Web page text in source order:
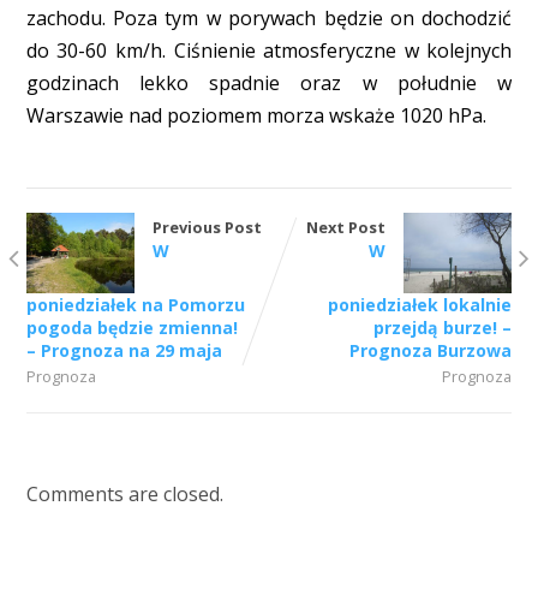
zachodu. Poza tym w porywach będzie on dochodzić
do 30-60 km/h. Ciśnienie atmosferyczne w kolejnych
godzinach lekko spadnie oraz w południe w
Warszawie nad poziomem morza wskaże 1020 hPa.
Previous Post
W
poniedziałek na Pomorzu
pogoda będzie zmienna!
– Prognoza na 29 maja
Prognoza
Next Post
W
poniedziałek lokalnie
przejdą burze! –
Prognoza Burzowa
Prognoza
Comments are closed.